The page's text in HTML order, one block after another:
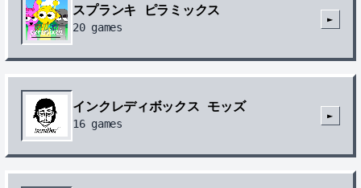
スプランキ ピラミックス
20games
►
インクレディボックス モッズ
16games
►